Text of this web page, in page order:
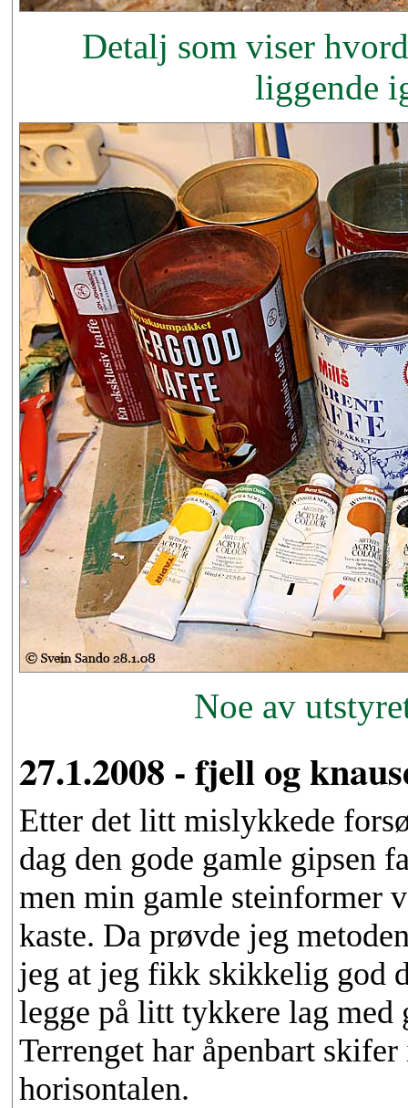
Detalj som viser
liggende
Noe av
27.1.2008 - fjell og
Etter det litt mislykkede
dag den gode gamle gipsen
men min gamle steinformer
kaste. Da prøvde jeg
jeg at jeg fikk skikkelig god
legge på litt tykkere lag med
Terrenget har åpenbart
horisontalen.